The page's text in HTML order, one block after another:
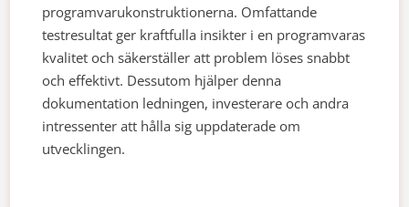
programvarukonstruktionerna. Omfattande
testresultat ger kraftfulla insikter i en programvaras
kvalitet och säkerställer att problem löses snabbt
och effektivt. Dessutom hjälper denna
dokumentation ledningen, investerare och andra
intressenter att hålla sig uppdaterade om
utvecklingen.